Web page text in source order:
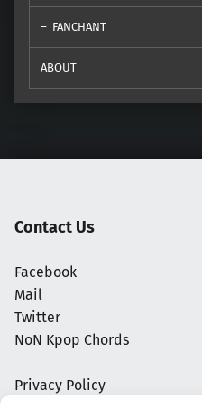
FANCHANT
ABOUT
Contact Us
Facebook
Mail
Twitter
NoN Kpop Chords
Privacy Policy